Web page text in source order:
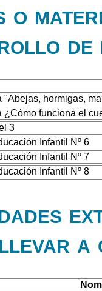
o
de
"Abejas, hormigas,
¿Cómo funciona el
3
Infantil Nº 6
Infantil Nº 7
Infantil Nº 8
a